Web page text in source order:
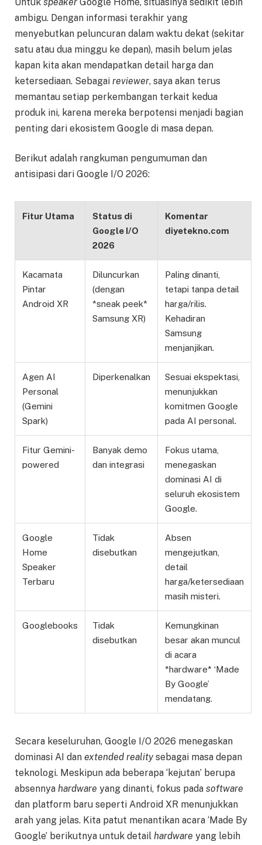
ambigu. Dengan informasi terakhir yang
menyebutkan peluncuran dalam waktu dekat (sekitar
satu atau dua minggu ke depan), masih belum jelas
kapan kita akan mendapatkan detail harga dan
ketersediaan. Sebagai reviewer, saya akan terus
memantau setiap perkembangan terkait kedua
produk ini, karena mereka berpotensi menjadi bagian
penting dari ekosistem Google di masa depan.
Berikut adalah rangkuman pengumuman dan
antisipasi dari Google I/O 2026:
Fitur Utama
Status di
Google I/O
2026
Komentar
diyetekno.com
Kacamata
Pintar
Android XR
Diluncurkan
(dengan
*sneak peek*
Samsung XR)
Paling dinanti,
tetapi tanpa detail
harga/rilis.
Kehadiran
Samsung
menjanjikan.
Agen AI
Personal
(Gemini
Spark)
Diperkenalkan
Sesuai ekspektasi,
menunjukkan
komitmen Google
pada AI personal.
Fitur Gemini-
powered
Banyak demo
dan integrasi
Fokus utama,
menegaskan
dominasi AI di
seluruh ekosistem
Google.
Google
Home
Speaker
Terbaru
Tidak
disebutkan
Absen
mengejutkan,
detail
harga/ketersediaan
masih misteri.
Googlebooks
Tidak
disebutkan
Kemungkinan
besar akan muncul
di acara
*hardware* ‘Made
By Google’
mendatang.
Secara keseluruhan, Google I/O 2026 menegaskan
dominasi AI dan extended realitysebagai masa depan
teknologi. Meskipun ada beberapa ‘kejutan’ berupa
absennya hardware yang dinanti, fokus pada software
dan platform baru seperti Android XR menunjukkan
arah yang jelas. Kita patut menantikan acara ‘Made By
Google’ berikutnya untuk detail hardware yang lebih